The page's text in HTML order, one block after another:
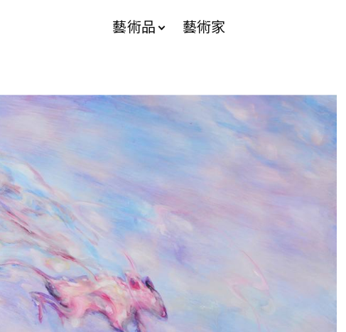
藝術品 藝術家